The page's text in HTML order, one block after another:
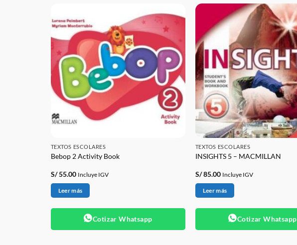
TEXTOS ESCOLARES
Bebop 2 Activity Book
S/55.00 Incluye IGV
Leer más
Cotizar Whatsapp
TEXTOS ESCOLARES
INSIGHTS 5 – MACMILLAN
S/85.00 Incluye IGV
Leer más
Cotizar Whatsapp